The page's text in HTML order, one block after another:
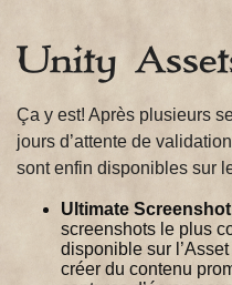
Unity
Ça y est! Après plusieurs
jours d’attente de
sont enfin disponibles sur
Ultimate
screenshots le plus
disponible sur
créer du contenu